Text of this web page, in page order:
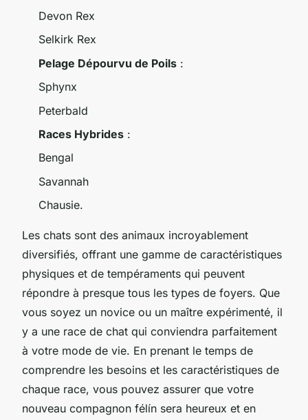
Devon Rex
Selkirk Rex
Pelage Dépourvu de Poils :
Sphynx
Peterbald
Races Hybrides :
Bengal
Savannah
Chausie.
Les chats sont des animaux incroyablement
diversifiés, offrant une gamme de caractéristiques
physiques et de tempéraments qui peuvent
répondre à presque tous les types de foyers. Que
vous soyez un novice ou un maître expérimenté, il
y a une race de chat qui conviendra parfaitement
à votre mode de vie. En prenant le temps de
comprendre les besoins et les caractéristiques de
chaque race, vous pouvez assurer que votre
nouveau compagnon félín sera heureux et en